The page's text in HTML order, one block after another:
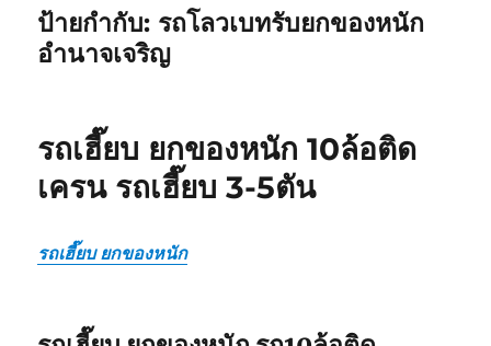
ป้ายกำกับ: รถโลวเบทรับยกของหนัก
อำนาจเจริญ
รถเฮี๊ยบ ยกของหนัก 10ล้อติด
เครน รถเฮี๊ยบ 3-5ตัน
รถเฮี๊ยบ ยกของหนัก